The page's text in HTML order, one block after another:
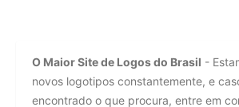
O Maior Site de Logos do Brasil -
novos logotipos constantemente, e
encontrado o que procura, entre em